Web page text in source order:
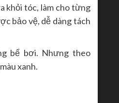
khỏi tóc, làm cho từng
bảo vệ, dễ dàng tách
bể bơi. Nhưng theo
xanh.